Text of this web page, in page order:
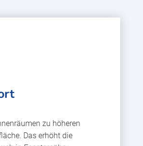
zu höheren
Das erhöht die